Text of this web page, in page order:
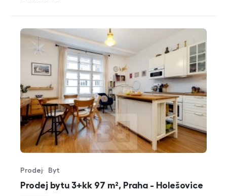
Prodej bytu 3+kk 97 m², Praha - Holešovice
Typ nabídky
Prodej
Typ nemovitosti
Byt